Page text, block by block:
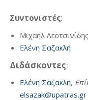
Συντονιστές:
Μιχαήλ Λεοτσινίδης
Ελένη Σαζακλή
Διδάσκοντες:
Ελένη Σαζακλή,
elsazak@upatras.gr